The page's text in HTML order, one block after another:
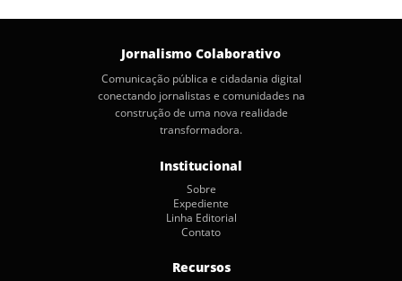
Jornalismo Colaborativo
Comunicação pública e cidadania digital
conectando jornalistas e comunidades na
construção de uma nova realidade
transformadora.
Institucional
Sobre
Expediente
Linha Editorial
Contato
Recursos